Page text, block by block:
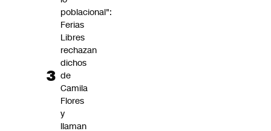
poblacional":
Ferias
Libres
rechazan
dichos
de
Camila
Flores
y
llaman